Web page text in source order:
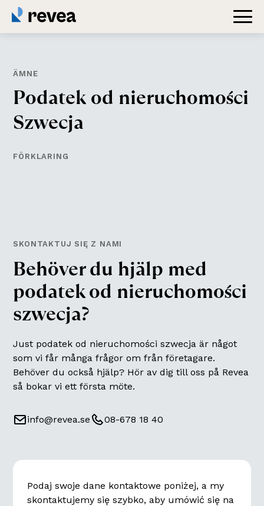
ÄMNE
Podatek od nieruchomości
Szwecja
FÖRKLARING
SKONTAKTUJ SIĘ Z NAMI
Behöver du hjälp med
podatek od nieruchomości
szwecja?
Just podatek od nieruchomości szwecja är något
som vi får många frågor om från företagare.
Behöver du också hjälp? Hör av dig till oss på Revea
så bokar vi ett första möte.
info@revea.se 08-678 18 40
Podaj swoje dane kontaktowe poniżej, a my
skontaktujemy się szybko, aby umówić się na